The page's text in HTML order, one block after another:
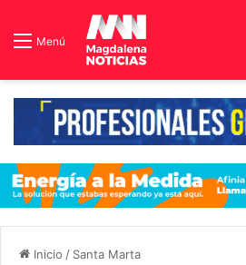
Menú
Inicio / Santa Marta